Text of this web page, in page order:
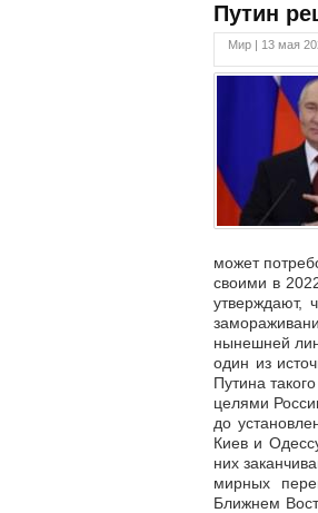
Путин
Мир | 13 мая
может
своими в
утверждают,
нынешней
один из
Путина
целями
до
Киев и
них
мирных
Ближнем